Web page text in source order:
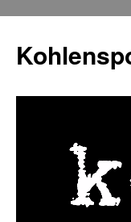
springen